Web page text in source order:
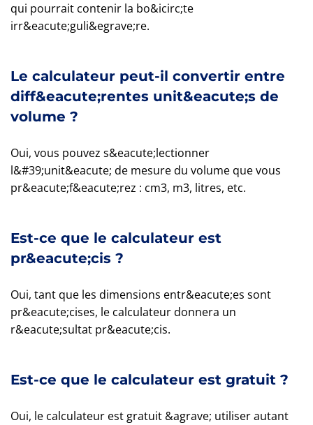
qui pourrait contenir la bo&icirc;te
irr&eacute;guli&egrave;re.
Le calculateur peut-il convertir entre
diff&eacute;rentes unit&eacute;s de
volume ?
Oui, vous pouvez s&eacute;lectionner
l&#39;unit&eacute; de mesure du volume que vous
pr&eacute;f&eacute;rez : cm3, m3, litres, etc.
Est-ce que le calculateur est
pr&eacute;cis ?
Oui, tant que les dimensions entr&eacute;es sont
pr&eacute;cises, le calculateur donnera un
r&eacute;sultat pr&eacute;cis.
Est-ce que le calculateur est gratuit ?
Oui, le calculateur est gratuit &agrave; utiliser autant